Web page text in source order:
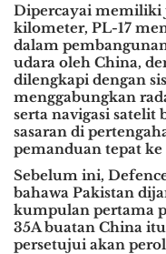
Dipercayai memiliki
kilometer, PL-17
dalam
udara oleh China,
dilengkapi dengan
menggabungkan
serta navigasi
sasaran di
pemanduan tepat ke
Sebelum ini,
bahawa Pakistan
kumpulan pertama
35A buatan China
persetujui akan